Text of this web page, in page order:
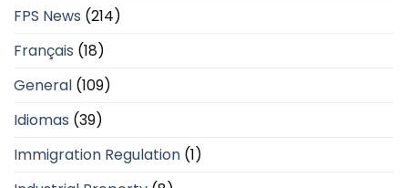
FPS News (214)
Français (18)
General (109)
Idiomas (39)
Immigration Regulation (1)